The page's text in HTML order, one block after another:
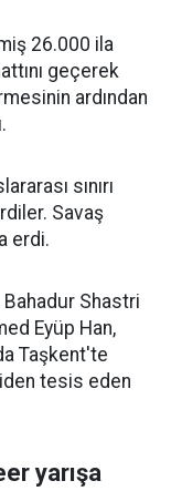
26.000 ila
geçerek
ardından
sınırı
Savaş
erdi.
Bahadur Shastri
Eyüp Han,
Taşkent'te
tesis eden
yarışa